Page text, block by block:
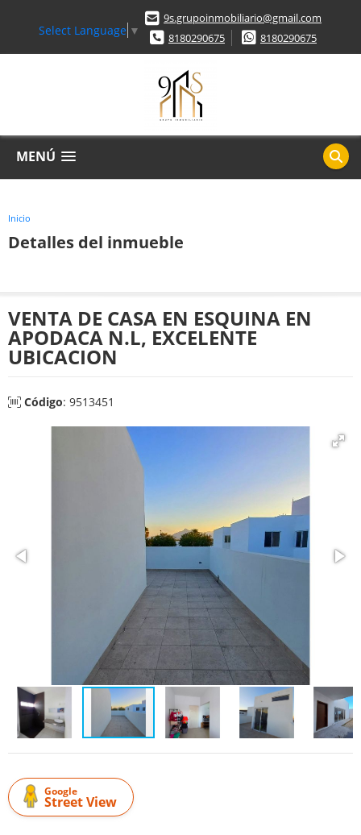
Select Language ▼
9s.grupoinmobiliario@gmail.com
8180290675
8180290675
MENÚ
Inicio
Detalles del inmueble
VENTA DE CASA EN ESQUINA EN
APODACA N.L, EXCELENTE
UBICACION
Código: 9513451
Google
Street View